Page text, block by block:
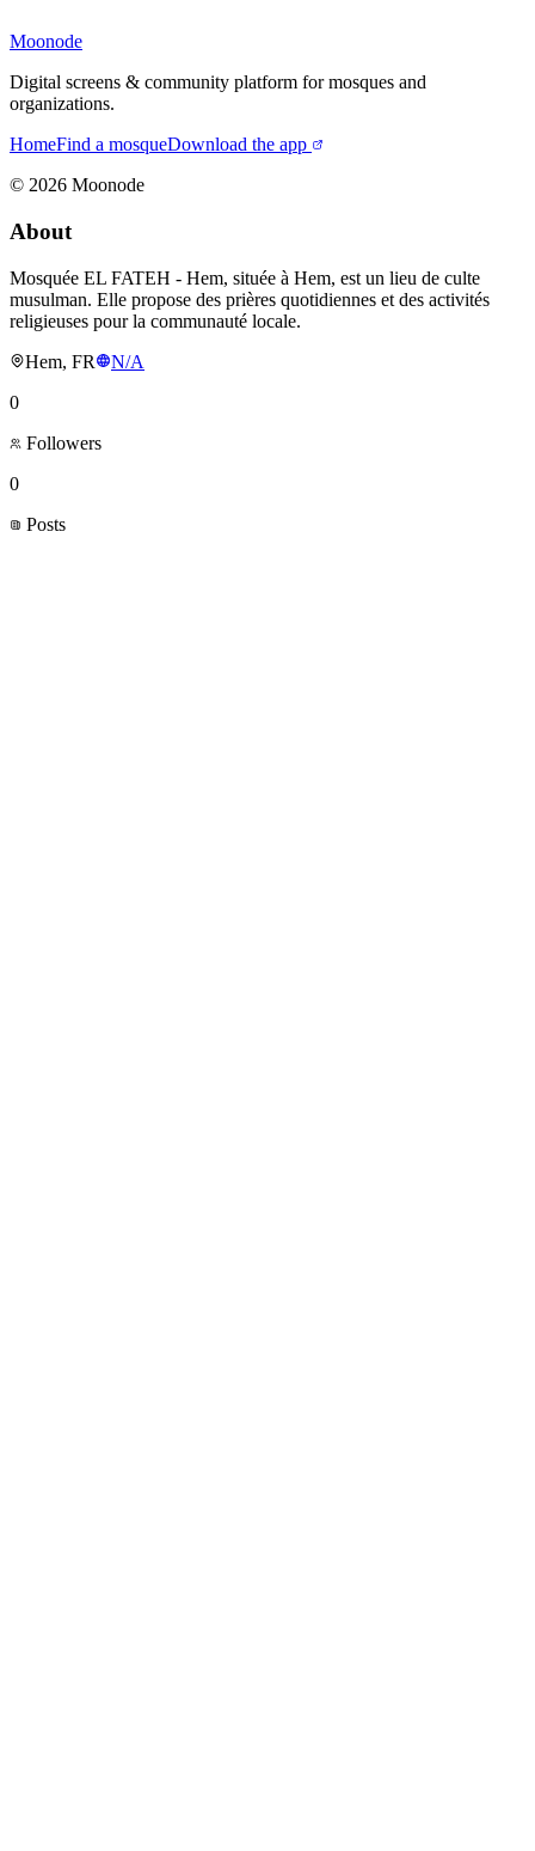
Moonode
Digital screens & community platform for mosques and
organizations.
HomeFind a mosqueDownload the app
© 2026 Moonode
About
Mosquée EL FATEH - Hem, située à Hem, est un lieu de culte
musulman. Elle propose des prières quotidiennes et des activités
religieuses pour la communauté locale.
Hem, FR
N/A
0
Followers
0
Posts